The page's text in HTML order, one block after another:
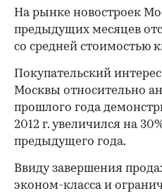
На рынке новостроек
предыдущих месяцев
со средней стоимостью
Покупательский
Москвы относительно
прошлого года
2012 г. увеличился на
предыдущего года.
Ввиду завершения
эконом-класса и